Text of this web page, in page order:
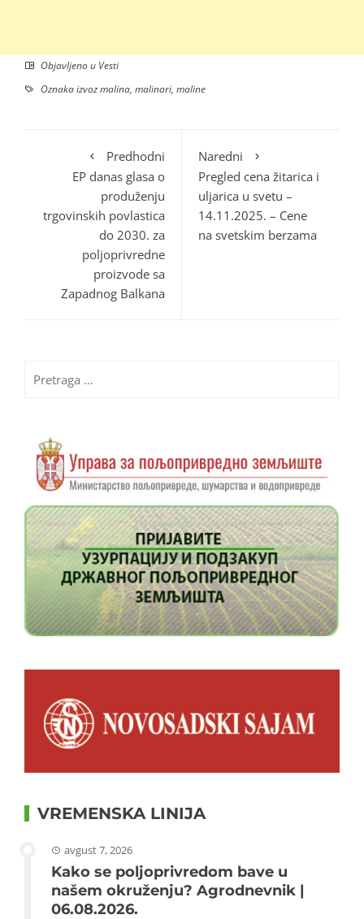
Objavljeno u Vesti
Oznakaizvoz malina, malinari, maline
Predhodni
EP danas glasa o
produženju
trgovinskih povlastica
do 2030. za
poljoprivredne
proizvode sa
Zapadnog Balkana
Naredni
Pregled cena žitarica i
uljarica u svetu –
14.11.2025. – Cene
na svetskim berzama
za:
VREMENSKA LINIJA
avgust 7, 2026
Kako se poljoprivredom bave u
našem okruženju? Agrodnevnik |
06.08.2026.